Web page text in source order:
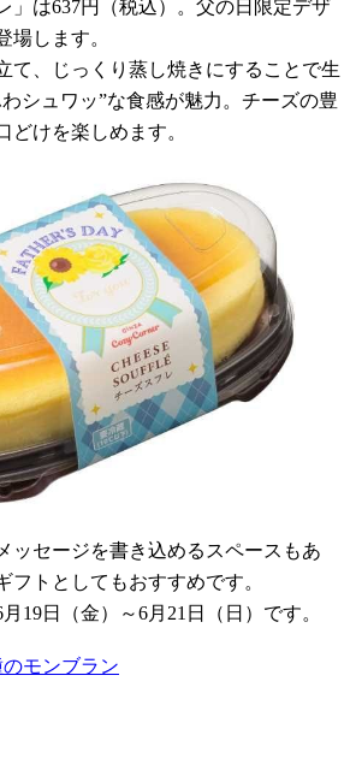
」は637円（税込）。父の日限定デザ
場します。
て、じっくり蒸し焼きにすることで生
シュワッ”な食感が魅力。チーズの豊
どけを楽しめます。
ッセージを書き込めるスペースもあ
フトとしてもおすすめです。
19日（金）～6月21日（日）です。
モンブラン